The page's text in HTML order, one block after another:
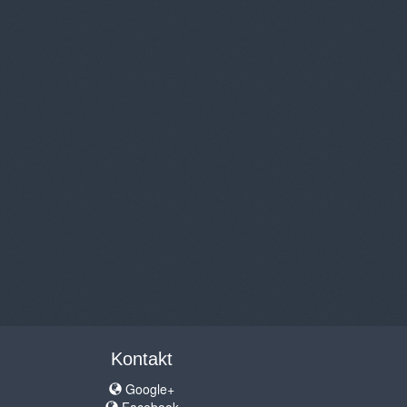
Kontakt
Google+